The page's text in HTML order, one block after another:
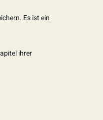
Es ist ein
ihrer